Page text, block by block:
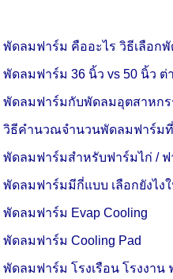
พัดลมฟาร์ม คืออะไร วิธีเลือก
พัดลมฟาร์ม 36 นิ้ว vs 50 นิ้ว ต่
พัดลมฟาร์มกับพัดลมอุตสาหกร
วิธีคำนวณจำนวนพัดลมฟาร์ม
พัดลมฟาร์มสำหรับฟาร์มไก่ / ฟ
พัดลมฟาร์มมีกี่แบบ เลือกยังไงใ
พัดลมฟาร์ม Evap Cooling
พัดลมฟาร์ม Cooling Pad
พัดลมฟาร์ม โรงเรือนโรงงาน